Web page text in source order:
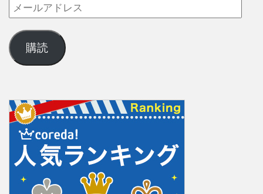
購読